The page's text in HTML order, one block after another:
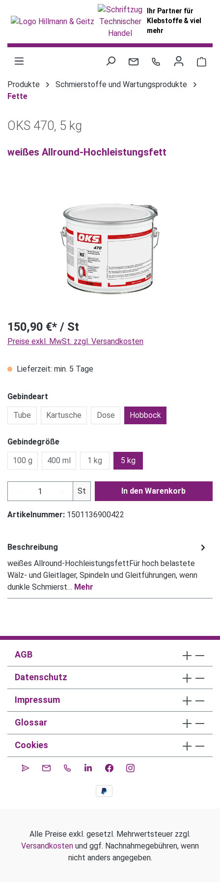
Ihr Partner für
Klebstoffe & viel
mehr
Produkte
Schmierstoffe und Wartungsprodukte
Fette
OKS 470, 5 kg
weißes Allround-Hochleistungsfett
150,90 €* / St
Preise exkl. MwSt. zzgl. Versandkosten
Lieferzeit: min. 5 Tage
Gebindeart
Tube
Kartusche Dose Hobbock
Gebindegröße
100 g
400 ml 1 kg 5 kg
Produkt Anzahl: Gib den gewünschten Wert
St In den Warenkorb
Artikelnummer: 1501136900422
Beschreibung
weißes Allround-HochleistungsfettFür hoch belastete
Wälz- und Gleitlager, Spindeln und Gleitführungen, wenn
dunkle Schmierst… Mehr
AGB
Datenschutz
Impressum
Glossar
Cookies
Alle Preise exkl. gesetzl. Mehrwertsteuer zzgl.
Versandkosten und ggf. Nachnahmegebühren, wenn
nicht anders angegeben.